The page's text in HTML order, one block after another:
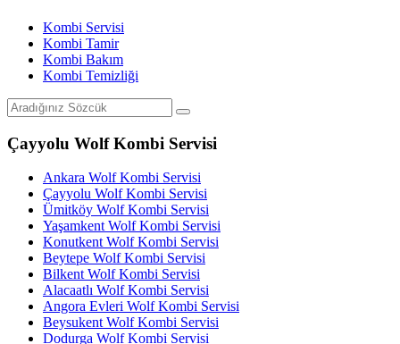
Kombi Servisi
Kombi Tamir
Kombi Bakım
Kombi Temizliği
Çayyolu Wolf Kombi Servisi
Ankara Wolf Kombi Servisi
Çayyolu Wolf Kombi Servisi
Ümitköy Wolf Kombi Servisi
Yaşamkent Wolf Kombi Servisi
Konutkent Wolf Kombi Servisi
Beytepe Wolf Kombi Servisi
Bilkent Wolf Kombi Servisi
Alacaatlı Wolf Kombi Servisi
Angora Evleri Wolf Kombi Servisi
Beysukent Wolf Kombi Servisi
Dodurga Wolf Kombi Servisi